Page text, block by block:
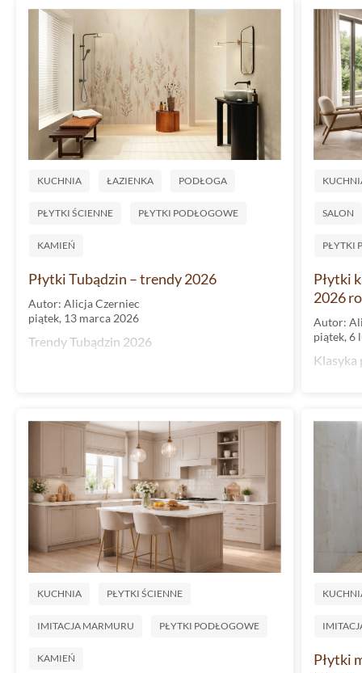
KUCHNIA ŁAZIENKA PODŁOGA
PŁYTKI ŚCIENNE PŁYTKI PODŁOGOWE
KAMIEŃ
Płytki Tubądzin – trendy 2026
Autor: Alicja Czerniec
piątek, 13 marca 2026
Trendy Tubądzin 2026
SALON
PŁYTKI
Płytki
2026
Autor:
piątek, 6
Klasyka
KUCHNIA PŁYTKI ŚCIENNE
IMITACJA MARMURU PŁYTKI PODŁOGOWE
KAMIEŃ
Płytki